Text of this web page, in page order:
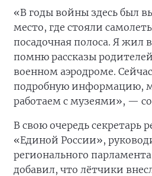
«В годы войны здесь был
место, где стояли
посадочная полоса. Я жил
помню рассказы
военном аэродроме.
подробную информацию,
работаем с музеями», —
В свою очередь секретарь
«Единой России»,
регионального
добавил, что лётчики